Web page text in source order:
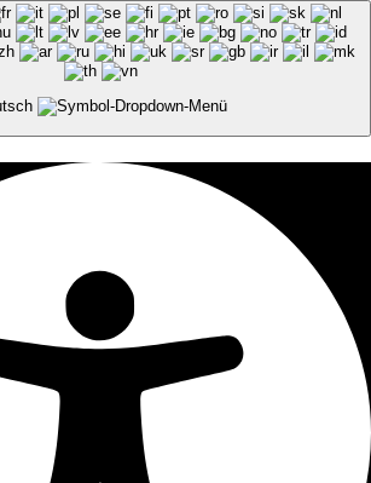
WARENKORB
bestätigen &
keine Produkte zu enthalten. Bitte